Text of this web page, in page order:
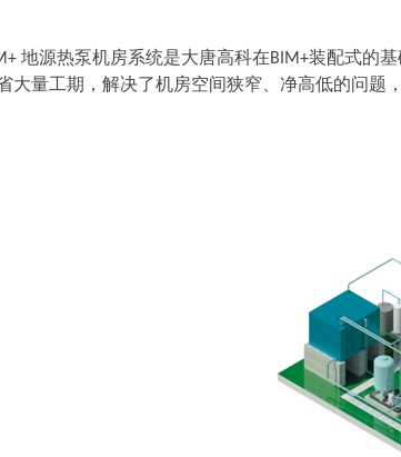
地源热泵机房系统是大唐高科在BIM+装配式的基
大量工期， 解决了机房空间狭窄、净高低的问题